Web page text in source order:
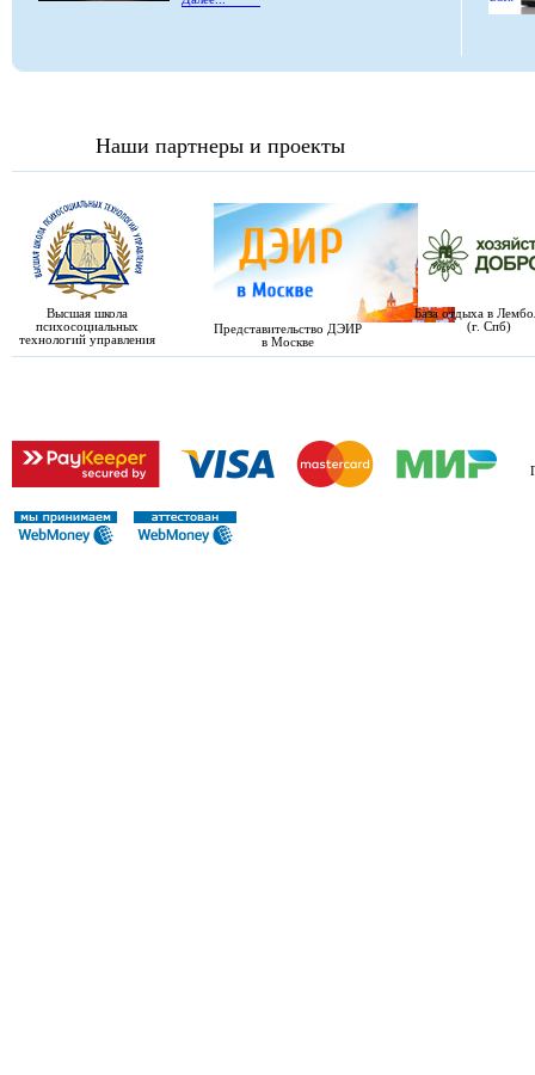
Наши партнеры и проекты
Высшая школа
психосоциальных
технологий управления
Представительство ДЭИР
в Москве
База отдыха в
(г. Спб)